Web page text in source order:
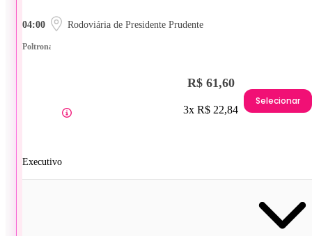
04:00 Rodoviária de Presidente Prudente
Poltrona
Executivo
R$ 61,60
3x R$ 22,84
Selecionar